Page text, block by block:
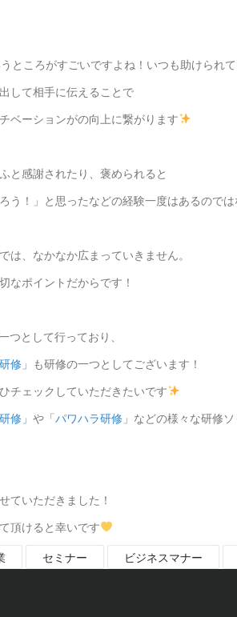
ところがすごいですよね！いつも助けられて
して相手に伝えることで
ベーションがの向上に繋がります
と感謝されたり、褒められると
う！」と思ったなどの経験一度はあるのでは
は、なかなか広まっていきません。
なポイントだからです！
として行っており、
修」 も研修の一つとしてございます！
チェックしていただきたいです
修」 や「パワハラ研修 」などの様々な研修
ていただきました！
頂けると幸いです
セミナー ビジネスマナー